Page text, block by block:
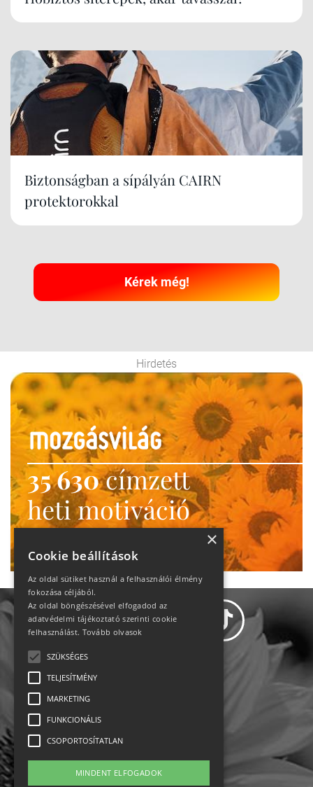
Biztonságban a sípályán CAIRN
protektorokkal
Kérek még!
Hirdetés
35 630címzett
heti motiváció
Ne maradj le!
Impresszum-kapcsolat
Jogi nyilatkozat
×
Cookie beállítások
Az oldal sütiket használ a felhasználói élmény
fokozása céljából.
Az oldal böngészésével elfogadod az
adatvédelmi tájékoztató szerinti cookie
felhasználást. Tovább olvasok
SZÜKSÉGES
TELJESÍTMÉNY
MARKETING
FUNKCIONÁLIS
CSOPORTOSÍTATLAN
MINDENT ELFOGADOK